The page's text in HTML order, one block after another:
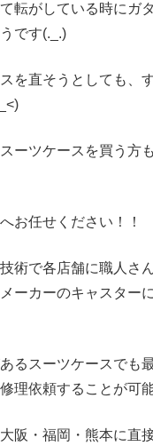
転がしている時にガ
です(._.)
を直そうとしても、
ーツケースを買う方
お任せください！！
術で各店舗に職人さ
ーカーのキャスター
るスーツケースでも
理依頼することが可
阪・福岡・熊本に直